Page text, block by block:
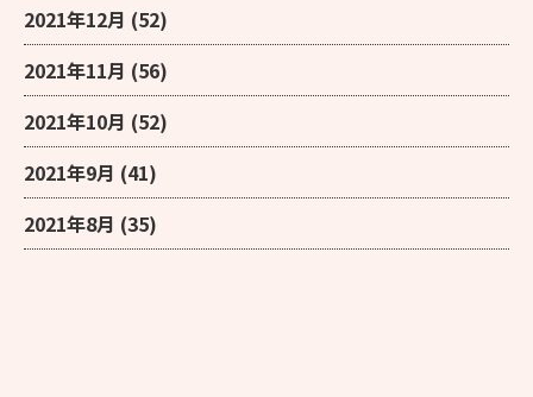
2021年12月 (52)
2021年11月 (56)
2021年10月 (52)
2021年9月 (41)
2021年8月 (35)